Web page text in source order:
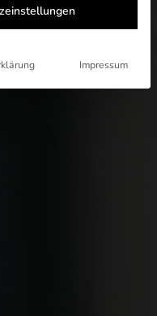
Impressum